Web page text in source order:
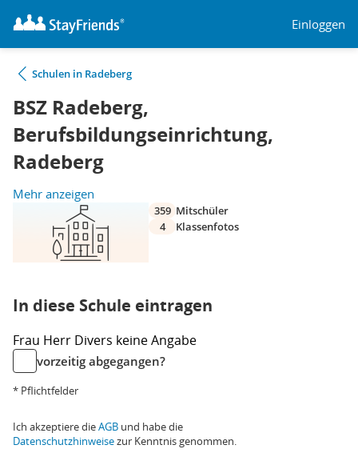
Einloggen
Schulen in Radeberg
BSZ Radeberg,
Berufsbildungseinrichtung,
Radeberg
Mehr anzeigen
359 Mitschüler
4
Klassenfotos
In diese Schule eintragen
Frau Herr Divers keine Angabe
vorzeitig abgegangen?
* Pflichtfelder
Ich akzeptiere dieAGB und habe die
Datenschutzhinweisezur Kenntnis genommen.